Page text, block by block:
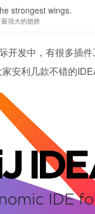
strongest wings.
强大的翅膀
开发中，有很多插
安利几款不错的